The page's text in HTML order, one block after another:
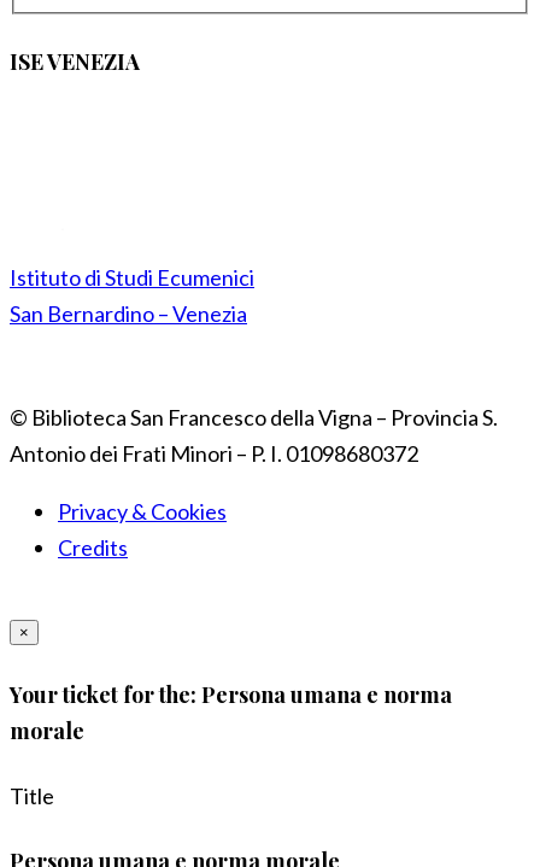
ISE VENEZIA
Istituto di Studi Ecumenici
San Bernardino – Venezia
© Biblioteca San Francesco della Vigna – Provincia S.
Antonio dei Frati Minori – P. I. 01098680372
Privacy & Cookies
Credits
×
Your ticket for the: Persona umana e norma
morale
Title
Persona umana e norma morale